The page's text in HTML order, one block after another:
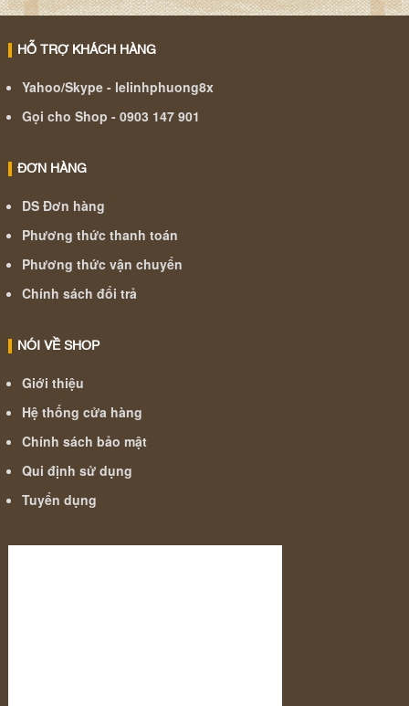
HỖ TRỢ KHÁCH HÀNG
Yahoo/Skype - lelinhphuong8x
Gọi cho Shop - 0903 147 901
ĐƠN HÀNG
DS Đơn hàng
Phương thức thanh toán
Phương thức vận chuyển
Chính sách đổi trả
NÓI VỀ SHOP
Giới thiệu
Hệ thống cửa hàng
Chính sách bảo mật
Qui định sử dụng
Tuyển dụng